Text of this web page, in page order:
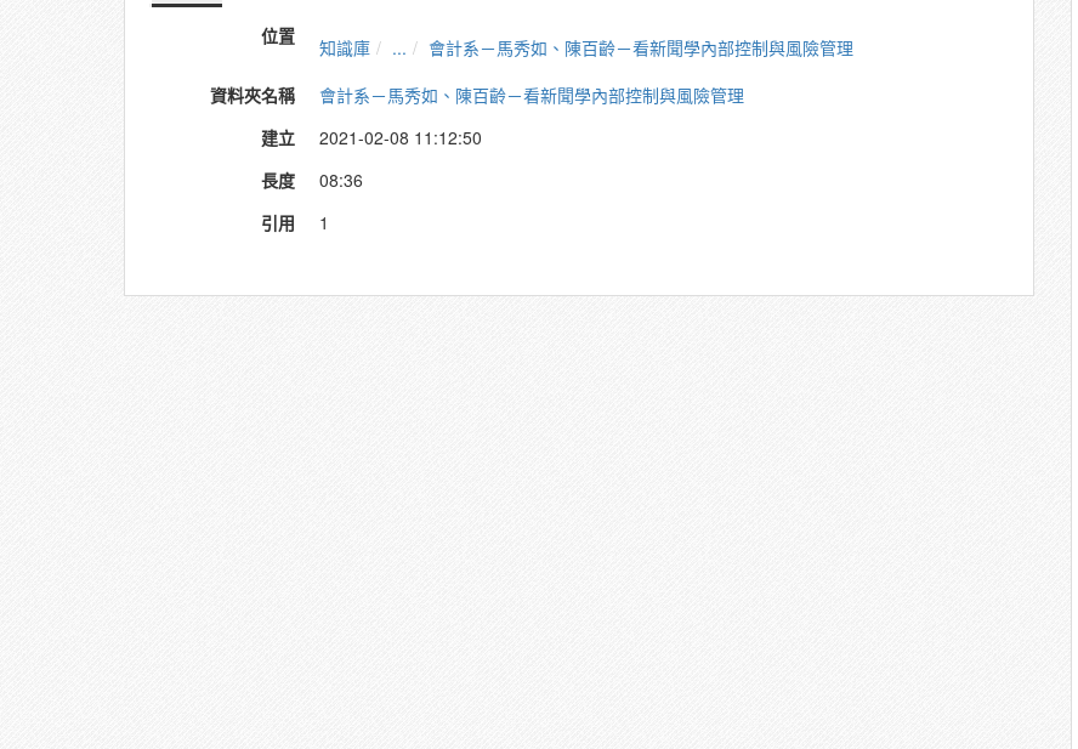
位置 知識庫 ...
會計系－馬秀如、陳百齡－看新聞學內部控制與風險管理
資料夾名稱
會計系－馬秀如、陳百齡－看新聞學內部控制與風險管理
建立
2021-02-08 11:12:50
長度
08:36
引用
1